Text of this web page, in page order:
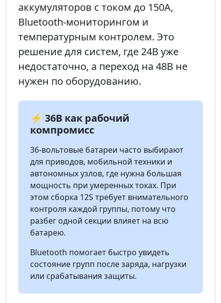
аккумуляторов с током до 150А,
Bluetooth-мониторингом и
температурным контролем. Это
решение для систем, где 24В уже
недостаточно, а переход на 48В не
нужен по оборудованию.
⚡ 36В как рабочий
компромисс
36-вольтовые батареи часто выбирают
для приводов, мобильной техники и
автономных узлов, где нужна большая
мощность при умеренных токах. При
этом сборка 12S требует внимательного
контроля каждой группы, потому что
разбег одной секции влияет на всю
батарею.
Bluetooth помогает быстро увидеть
состояние групп после заряда, нагрузки
или срабатывания защиты.